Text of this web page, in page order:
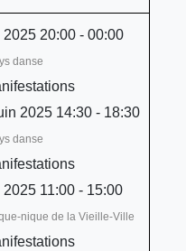
20:00 - 00:00
danse
2025 14:30 - 18:30
danse
11:00 - 15:00
nique de la Vieille-Ville